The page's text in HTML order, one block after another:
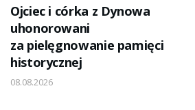
Ojciec i córka z Dynowa
uhonorowani
za pielęgnowanie pamięci
historycznej
08.08.2026